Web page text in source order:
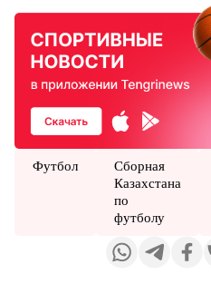
Футбол
Сборная
Казахстана
по
футболу